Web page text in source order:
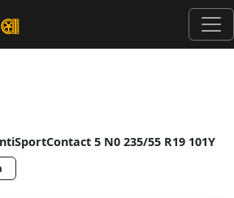
5 N0 235/55 R19 101Y